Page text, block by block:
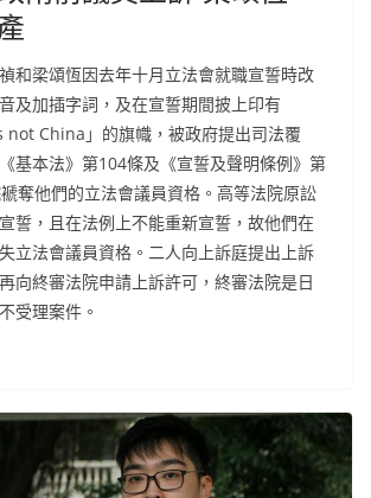
和梁頌恆因去年十月立法會就職宣誓時改
及加插字詞，及在宣誓期間披上印有
not China」的旗幟，被政府提出司法覆
基本法》第104條及《宣誓及聲明條例》第
奪他們的立法會議員資格。高等法院原訟
誓，且在法例上不能重新宣誓，故他們在
立法會議員資格。二人向上訴庭提出上訴
向終審法院申請上訴許可，終審法院是日
受理案件。